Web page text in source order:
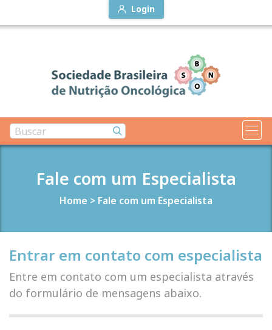
Login
Fale com um Especialista
Home > Fale com um Especialista
Entrar em contato com especialista
Entre em contato com um especialista através
do formulário de mensagens abaixo.